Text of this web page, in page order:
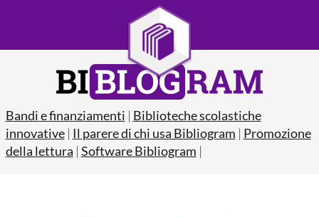
Bandi e finanziamenti | Biblioteche scolastiche
innovative| Il parere di chi usa Bibliogram | Promozione
della lettura | Software Bibliogram |